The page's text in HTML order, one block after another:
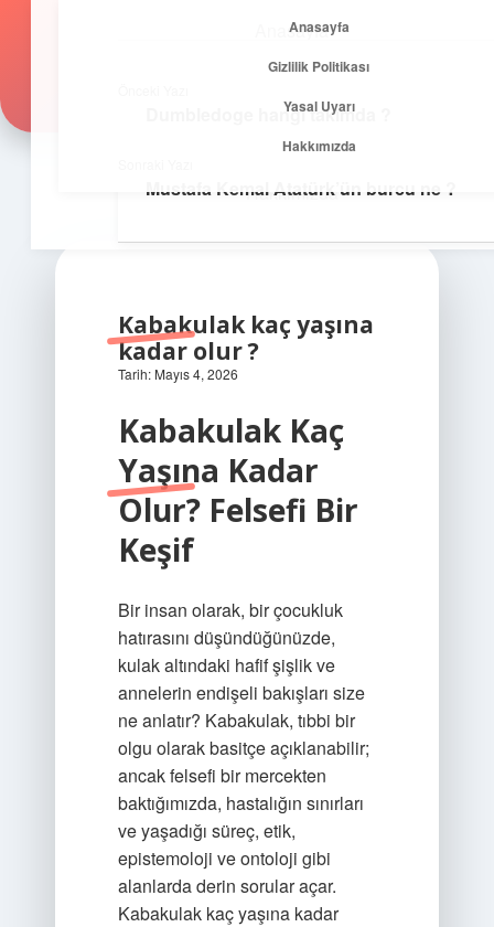
Anasayfa
Yasal Uyarı
Hakkımızda
Zirvedeki Fikirler
Kabakulak kaç yaşına
kadar olur ?
Tarih: Mayıs 4, 2026
Kabakulak Kaç
Yaşına Kadar
Olur? Felsefi Bir
Keşif
Bir insan olarak, bir çocukluk
hatırasını düşündüğünüzde,
kulak altındaki hafif şişlik ve
annelerin endişeli bakışları size
ne anlatır? Kabakulak, tıbbi bir
olgu olarak basitçe açıklanabilir;
ancak felsefi bir mercekten
baktığımızda, hastalığın sınırları
ve yaşadığı süreç, etik,
epistemoloji ve ontoloji gibi
alanlarda derin sorular açar.
Kabakulak kaç yaşına kadar
Dumbledoge hangi takımda ?
Mustafa Kemal Atatürk’ün burcu ne ?
Anasayfa
Gizlilik Politikası
Yasal Uyarı
Hakkımızda